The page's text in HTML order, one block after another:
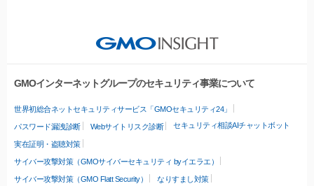
GMOインターネットグループのセキュリティ事業について
世界初総合ネットセキュリティサービス「GMOセキュリティ24」
パスワード漏洩診断 Webサイトリスク診断 セキュリティ相談AIチャットボット
実在証明・盗聴対策
サイバー攻撃対策（GMOサイバーセキュリティ byイエラエ）
サイバー攻撃対策（GMO Flatt Security）
なりすまし対策